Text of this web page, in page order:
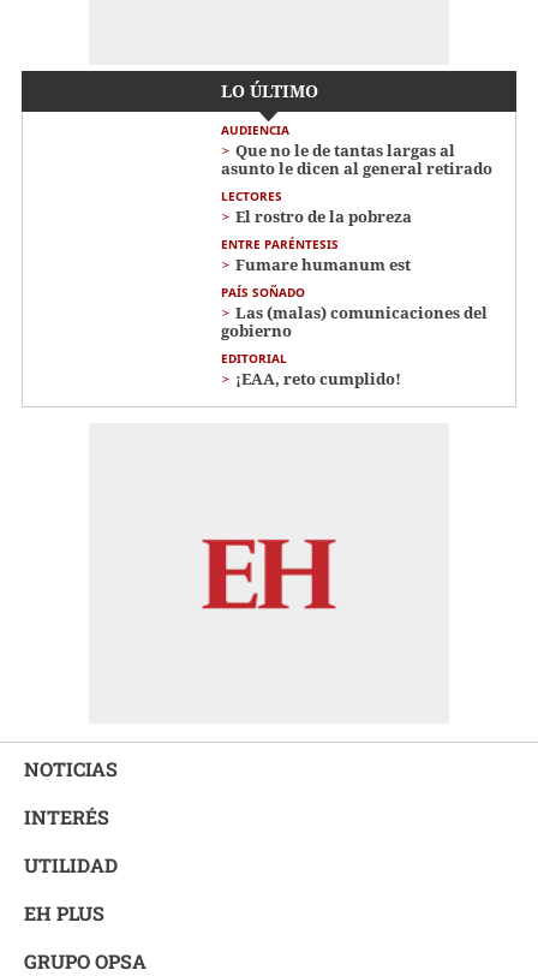
LO ÚLTIMO
AUDIENCIA
Que no le de tantas largas al
asunto le dicen al general retirado
LECTORES
El rostro de la pobreza
ENTRE PARÉNTESIS
Fumare humanum est
PAÍS SOÑADO
Las (malas) comunicaciones del
gobierno
EDITORIAL
¡EAA, reto cumplido!
NOTICIAS
INTERÉS
UTILIDAD
EH PLUS
GRUPO OPSA